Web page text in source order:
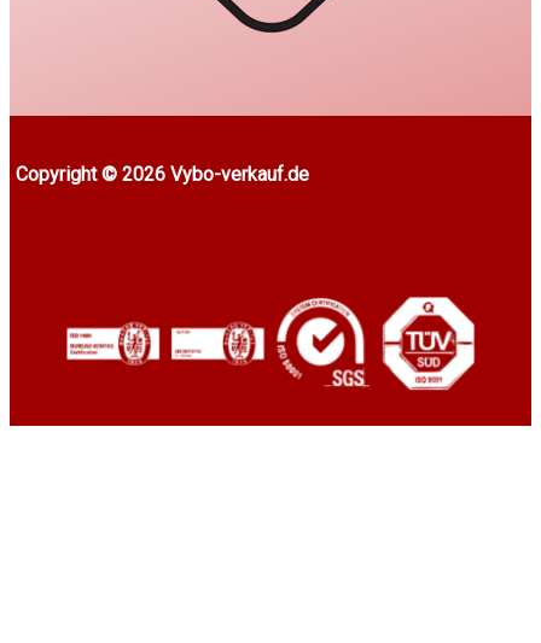
Copyright © 2026 Vybo-verkauf.de